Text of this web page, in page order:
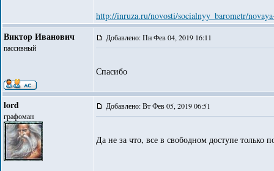
http://inruza.ru/novosti/socialnyy_barometr/
Виктор Иванович
пассивный
Добавлено: Пн Фев 04, 2019 16:11
Спасибо
lord
графоман
Добавлено: Вт Фев 05, 2019 06:51
Да не за что, все в свободном доступе только